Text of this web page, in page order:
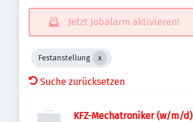
Jetzt Jobalarm aktivieren!
Festanstellung
Suche zurücksetzen
KFZ-Mechatroniker (w/m/d)